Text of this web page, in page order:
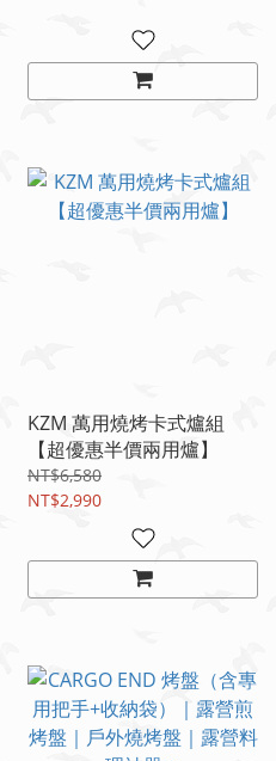
KZM 萬用燒烤卡式爐組
【超優惠半價兩用爐】
NT$6,580
NT$2,990